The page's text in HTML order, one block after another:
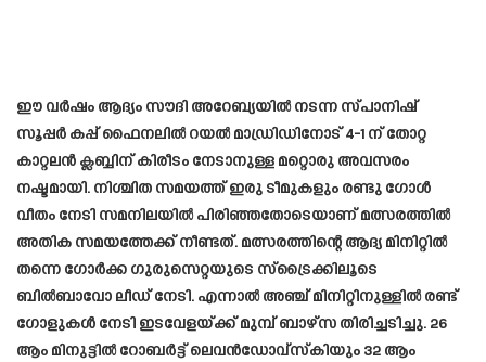
ഈ വർഷം ആദ്യം സൗദി അറേബ്യയിൽ നടന്ന സ്പാനിഷ്
സൂപ്പർ കപ്പ് ഫൈനലിൽ റയൽ മാഡ്രിഡിനോട് 4-1 ന് തോറ്റ
കാറ്റലൻ ക്ലബ്ബിന് കിരീടം നേടാനുള്ള മറ്റൊരു അവസരം
നഷ്ടമായി. നിശ്ചിത സമയത്ത് ഇരു ടീമുകളും രണ്ടു ഗോൾ
വീതം നേടി സമനിലയിൽ പിരിഞ്ഞതോടെയാണ് മത്സരത്തിൽ
അതിക സമയത്തേക്ക് നീണ്ടത്. മത്സരത്തിന്റെ ആദ്യ മിനിറ്റിൽ
തന്നെ ഗോർക്ക ഗുരുസെറ്റയുടെ സ്‌ട്രൈക്കിലൂടെ
ബിൽബാവോ ലീഡ് നേടി. എന്നാൽ അഞ്ച് മിനിറ്റിനുള്ളിൽ രണ്ട്
ഗോളുകൾ നേടി ഇടവേളയ്ക്ക് മുമ്പ് ബാഴ്‌സ തിരിച്ചടിച്ചു. 26
ആം മിനുട്ടിൽ റോബർട്ട് ലെവൻഡോവ്‌സ്‌കിയും 32 ആം